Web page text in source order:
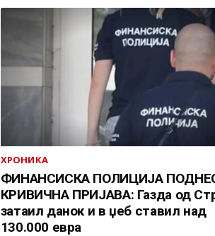
ХРОНИКА
ФИНАНСИСКА ПОЛИЦИЈА
КРИВИЧНА ПРИЈАВА: Газда од
затаил данок и в џеб ставил над
130.000 евра